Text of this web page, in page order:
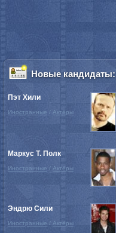
Новые кандидаты:
Пэт Хили
Иностранные / Актёры
Маркус Т. Полк
Иностранные / Актёры
Эндрю Сили
Иностранные / Актёры